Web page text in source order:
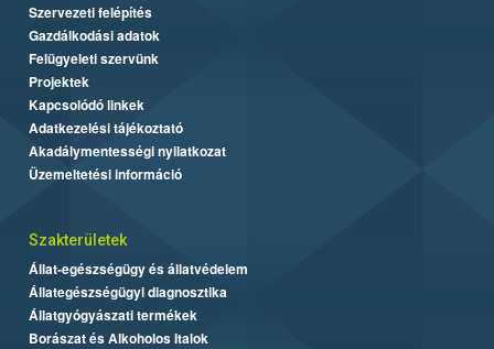
Szervezeti felépítés
Gazdálkodási adatok
Felügyeleti szervünk
Projektek
Kapcsolódó linkek
Adatkezelési tájékoztató
Akadálymentességi nyilatkozat
Üzemeltetési információ
Szakterületek
Állat-egészségügy és állatvédelem
Állategészségügyi diagnosztika
Állatgyógyászati termékek
Borászat és Alkoholos Italok